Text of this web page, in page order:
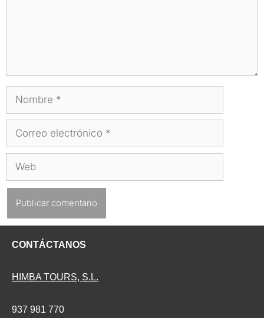
CONTÁCTANOS
HIMBA TOURS, S.L.
937 981 770